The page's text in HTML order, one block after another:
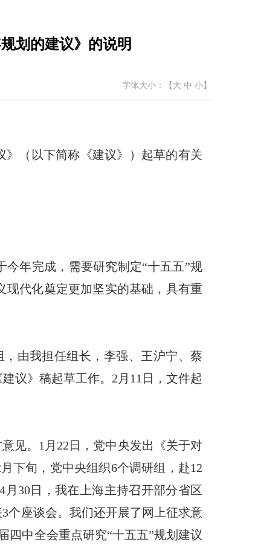
划的建议》的说明
字体大小：【大 中 小】
（以下简称《建议》）起草的有关
年完成，需要研究制定“十五五”规
现代化奠定更加坚实的基础，具有重
由我担任组长，李强、王沪宁、蔡
议》稿起草工作。2月11日，文件起
见。1月22日，党中央发出《关于对
下旬，党中央组织6个调研组，赴12
30日，我在上海主持召开部分省区
个座谈会。我们还开展了网上征求意
四中全会重点研究“十五五”规划建议